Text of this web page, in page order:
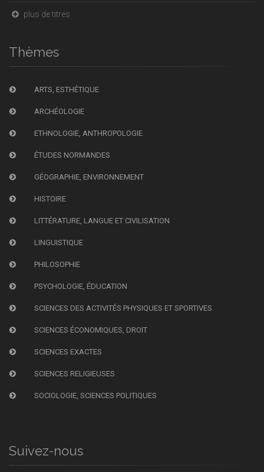
plus de titres
Thèmes
ARTS, ESTHÉTIQUE
ARCHÉOLOGIE
ETHNOLOGIE, ANTHROPOLOGIE
ÉTUDES NORMANDES
GÉOGRAPHIE, ENVIRONNEMENT
HISTOIRE
LITTÉRATURE, LANGUE ET CIVILISATION
LINGUISTIQUE
PHILOSOPHIE
PSYCHOLOGIE, ÉDUCATION
SCIENCES DES ACTIVITÉS PHYSIQUES ET SPORTIVES
SCIENCES ÉCONOMIQUES, DROIT
SCIENCES EXACTES
SCIENCES RELIGIEUSES
SOCIOLOGIE, SCIENCES POLITIQUES
Suivez-nous